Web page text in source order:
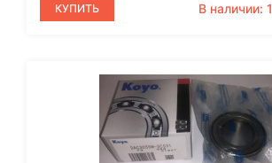
КУПИТЬ В наличии: 1